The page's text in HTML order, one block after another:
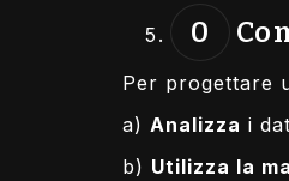
Per progettare
a) Analizza i
b) Utilizza la